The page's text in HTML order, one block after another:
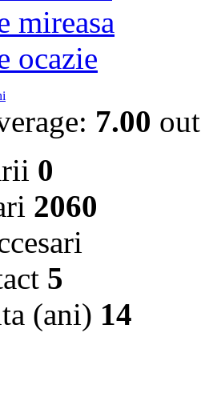
mireasa
ocazie
7.00 out
0
2060
5
(ani) 14